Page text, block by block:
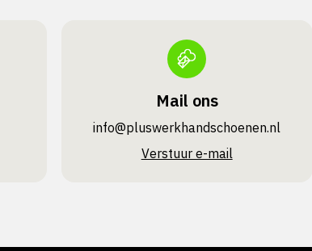
Mail ons
info@pluswerk­handschoenen.nl
Verstuur e-mail